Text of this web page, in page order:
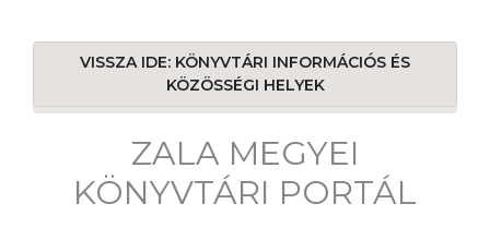
VISSZA IDE: KÖNYVTÁRI INFORMÁCIÓS ÉS
KÖZÖSSÉGI HELYEK
ZALA MEGYEI
KÖNYVTÁRI PORTÁL